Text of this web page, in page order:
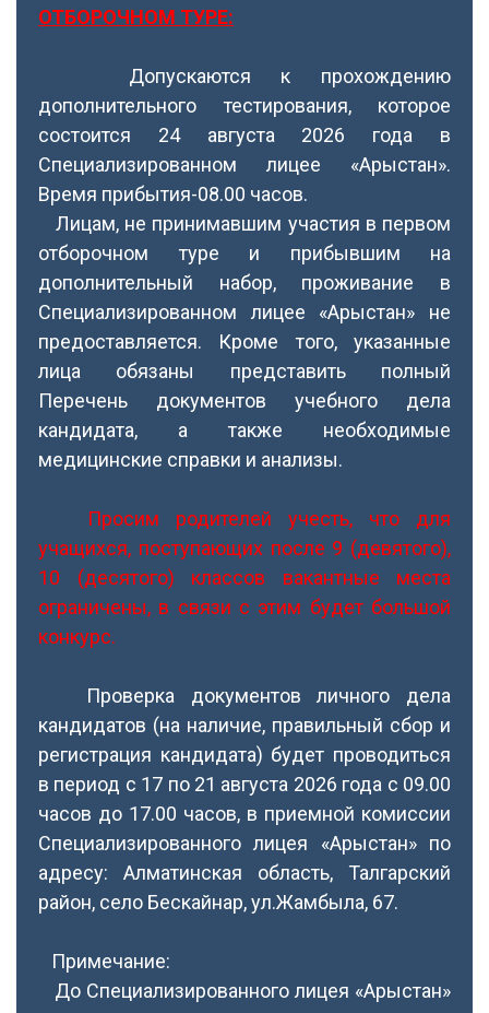
ОТБОРОЧНОМ ТУРЕ:
Допускаются к прохождению
дополнительного тестирования, которое
состоится 24 августа 2026 года в
Специализированном лицее «Арыстан».
Время прибытия-08.00 часов.
Лицам, не принимавшим участия в первом
отборочном туре и прибывшим на
дополнительный набор, проживание в
Специализированном лицее «Арыстан» не
предоставляется. Кроме того, указанные
лица обязаны представить полный
Перечень документов учебного дела
кандидата, а также необходимые
медицинские справки и анализы.
Просим родителей учесть, что для
учащихся, поступающих после 9 (девятого),
10 (десятого) классов вакантные места
ограничены, в связи с этим будет большой
конкурс.
Проверка документов личного дела
кандидатов (на наличие, правильный сбор и
регистрация кандидата) будет проводиться
в период с 17 по 21 августа 2026 года с 09.00
часов до 17.00 часов, в приемной комиссии
Специализированного лицея «Арыстан» по
адресу: Алматинская область, Талгарский
район, село Бескайнар, ул.Жамбыла, 67.
Примечание:
До Специализированного лицея «Арыстан»